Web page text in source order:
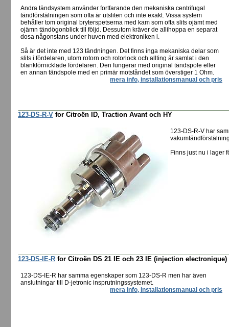
Andra tändsystem använder fortfarande den mekaniska centrifugal
tändförstälningen som ofta är utsliten och inte exakt. Vissa system
behåller tom original bryterspetserna med kam som ofta slits ojämt med
ojämn tändögonblick till följd. Dessutom kräver de allihoppa en separat
dosa någonstans under huven med elektroniken i.
Så är det inte med 123 tändningen. Det finns inga mekaniska delar som
slits i fördelaren, utom rotorn och rotorlock och allting är samlat i den
blankförnicklade fördelaren. Den fungerar med original tändspole eller
en annan tändspole med en primär motståndet som överstiger 1 Ohm.
mera info, installationsmanual och pris
123-DS-R-V for Citroën ID, Traction Avant och HY
123-DS-R-V har
Finns just nu i lager
123-DS-IE-R for Citroën DS 21 IE och 23 IE (injection electronique)
123-DS-IE-R har samma egenskaper som 123-DS-R men har även
anslutningar till D-jetronic insprutningssystemet.
mera info, installationsmanual och pris